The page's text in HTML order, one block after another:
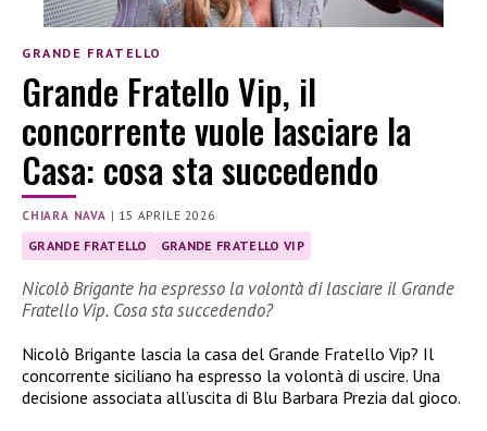
GRANDE FRATELLO
Grande Fratello Vip, il
concorrente vuole lasciare la
Casa: cosa sta succedendo
CHIARA NAVA | 15 APRILE 2026
GRANDE FRATELLO GRANDE FRATELLO VIP
Nicolò Brigante ha espresso la volontà di lasciare il Grande
Fratello Vip. Cosa sta succedendo?
Nicolò Brigante lascia la casa del Grande Fratello Vip? Il
concorrente siciliano ha espresso la volontà di uscire. Una
decisione associata all’uscita di Blu Barbara Prezia dal gioco.